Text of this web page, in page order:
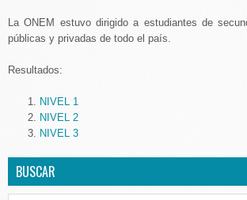
La ONEM estuvo dirigido a estudiantes de
públicas y privadas de todo el país.
Resultados:
NIVEL 1
NIVEL 2
NIVEL 3
BUSCAR